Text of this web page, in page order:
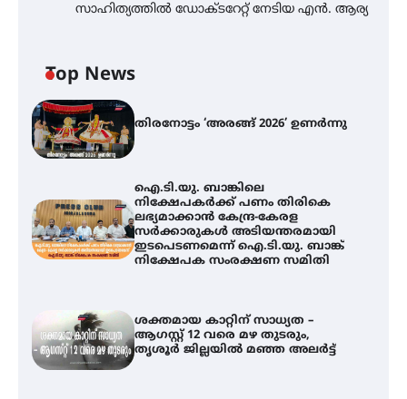
സാഹിത്യത്തിൽ ഡോക്ടറേറ്റ് നേടിയ എൻ. ആര്യ
Top News
തിരനോട്ടം ‘അരങ്ങ് 2026’ ഉണർന്നു
ഐ.ടി.യു. ബാങ്കിലെ
നിക്ഷേപകർക്ക് പണം തിരികെ
ലഭ്യമാക്കാൻ കേന്ദ്ര-കേരള
സർക്കാരുകൾ അടിയന്തരമായി
ഇടപെടണമെന്ന് ഐ.ടി.യു. ബാങ്ക്
നിക്ഷേപക സംരക്ഷണ സമിതി
ശക്തമായ കാറ്റിന് സാധ്യത –
ആഗസ്റ്റ് 12 വരെ മഴ തുടരും,
തൃശൂർ ജില്ലയിൽ മഞ്ഞ അലർട്ട്